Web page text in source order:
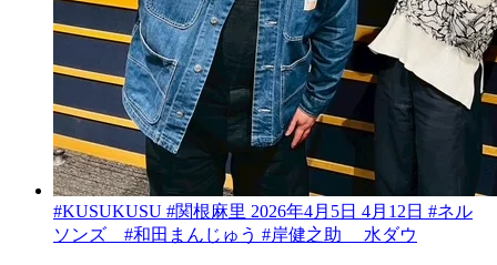
#KUSUKUSU #関根麻里 2026年4月5日 4月12日 #ネル
ソンズ #和田まんじゅう #岸健之助 水ダウ